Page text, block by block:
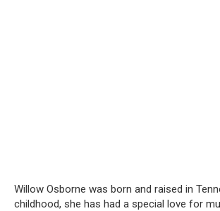
Willow Osborne was born and raised in
childhood, she has had a special love for